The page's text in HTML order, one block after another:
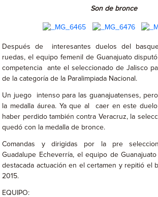
Son de bronce
Después de interesantes duelos del
ruedas, el equipo femenil de Guanajuato
competencia ante el seleccionado de Jalisco
de la categoría de la Paralimpiada Nacional.
Un juego intenso para las guanajuatenses,
la medalla áurea. Ya que al caer en este
haber perdido también contra Veracruz, la
quedó con la medalla de bronce.
Comandas y dirigidas por la pre
Guadalupe Echeverría, el equipo de
destacada actuación en el certamen y repitió el
2015.
EQUIPO: